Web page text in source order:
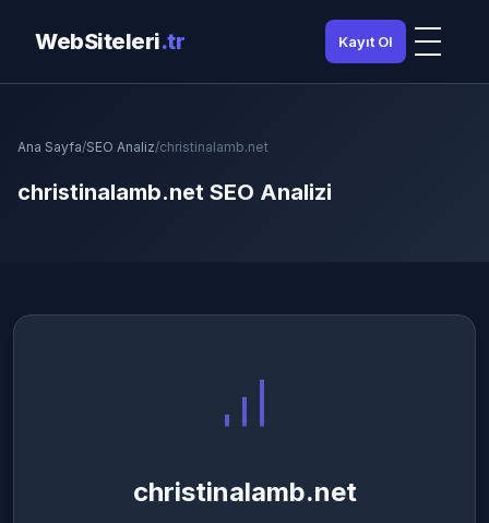
WebSiteleri.tr Kayıt Ol
Ana Sayfa/SEO Analiz/christinalamb.net
christinalamb.net SEO Analizi
christinalamb.net